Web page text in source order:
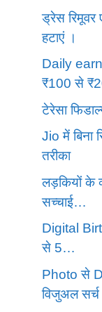
ड्रेस रिमूवर
हटाएं ।
Daily
₹100 से
टेरेसा
Jio में बिना
तरीका
लड़कियों के
सच्चाई…
Digital
से 5…
Photo से
विजुअल